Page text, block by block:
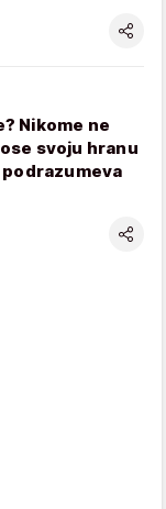
Nikome ne
svoju hranu